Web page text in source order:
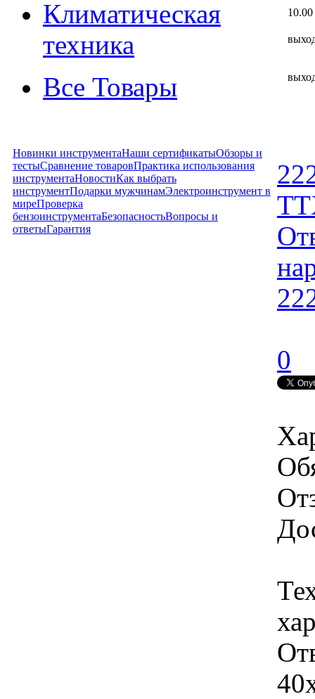
Климатическая
техника
Все Товары
Новинки инструментаНаши сертификатыОбзоры и
тестыСравнение товаровПрактика использования
инструментаНовостиКак выбрать
инструментПодарки мужчинамЭлектроинструмент в
миреПроверка
бензоинструментаБезопасностьВопросы и
ответыГарантия
0